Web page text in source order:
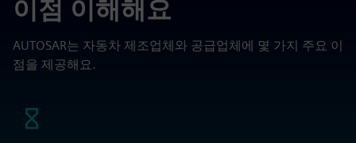
이점 이해해요
AUTOSAR는 자동차 제조업체와 공급업체에 몇 가지 주요 이
점을 제공해요.